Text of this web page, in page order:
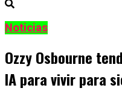
Noticias
Ozzy Osbourne
IA para vivir para